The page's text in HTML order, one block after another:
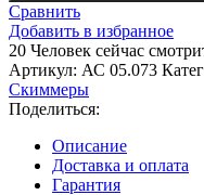
Сравнить
Добавить в избранное
20 Человек сейчас
Артикул: АС 05.073
Скиммеры
Поделиться:
Описание
Доставка и оплата
Гарантия